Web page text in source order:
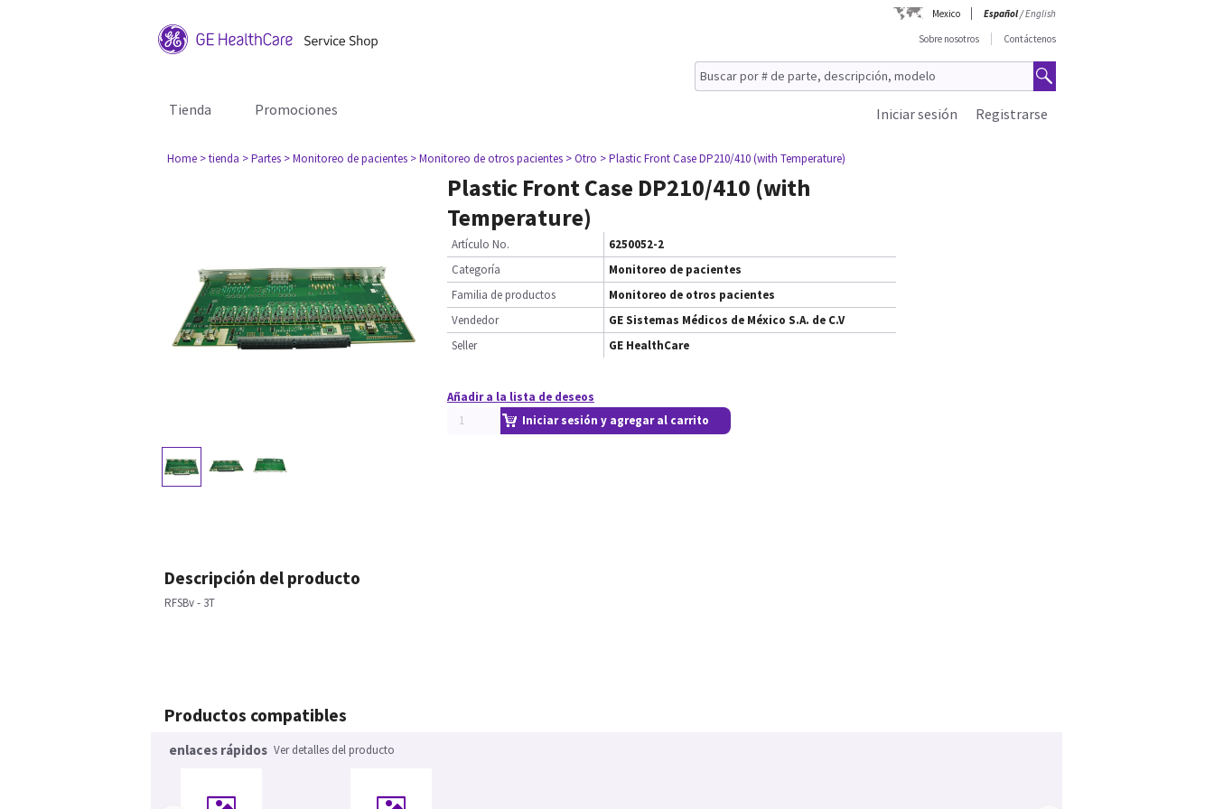
Mexico Español/English
Sobre nosotros
Contáctenos
Tienda Promociones Registrarse
Iniciar sesión
Home > tienda > Partes > Monitoreo de pacientes > Monitoreo de otros pacientes > Otro > Plastic Front Case DP210/410 (with Temperature)
Plastic Front Case DP210/410 (with
Temperature)
Artículo No.
6250052-2
Categoría
Monitoreo de pacientes
Familia de productos
Monitoreo de otros pacientes
Vendedor
GE Sistemas Médicos de México S.A. de C.V
Seller
GE HealthCare
Añadir a la lista de deseos
Iniciar sesión y agregar al carrito
Descripción del producto
RFSBv - 3T
Productos compatibles
enlaces rápidos Ver detalles del producto